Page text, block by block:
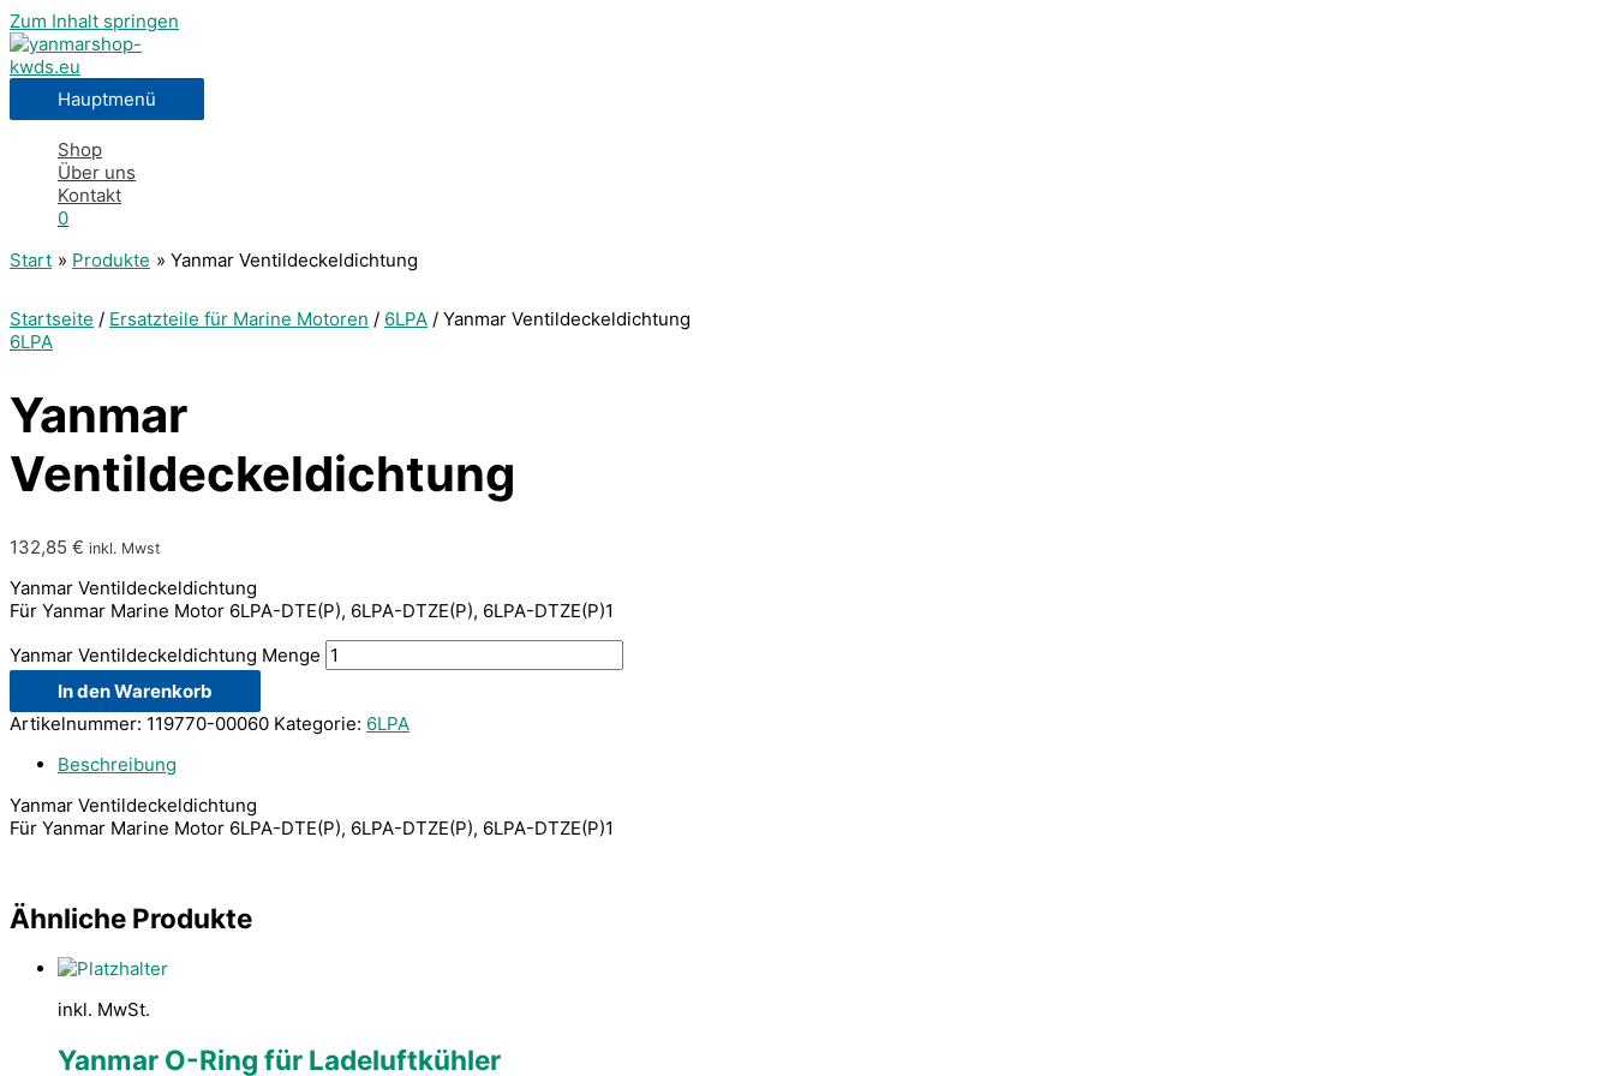
Zum Inhalt springen
Hauptmenü
Shop
Über uns
Kontakt
0
Start
Produkte Yanmar Ventildeckeldichtung
Startseite / Ersatzteile für Marine Motoren / 6LPA / Yanmar Ventildeckeldichtung
6LPA
Yanmar
Ventildeckeldichtung
132,85 € inkl. Mwst
Yanmar Ventildeckeldichtung
Für Yanmar Marine Motor 6LPA-DTE(P), 6LPA-DTZE(P), 6LPA-DTZE(P)1
Yanmar Ventildeckeldichtung Menge
In den Warenkorb
Artikelnummer: 119770-00060 Kategorie: 6LPA
Beschreibung
Yanmar Ventildeckeldichtung
Für Yanmar Marine Motor 6LPA-DTE(P), 6LPA-DTZE(P), 6LPA-DTZE(P)1
Ähnliche Produkte
inkl. MwSt.
Yanmar O-Ring für Ladeluftkühler